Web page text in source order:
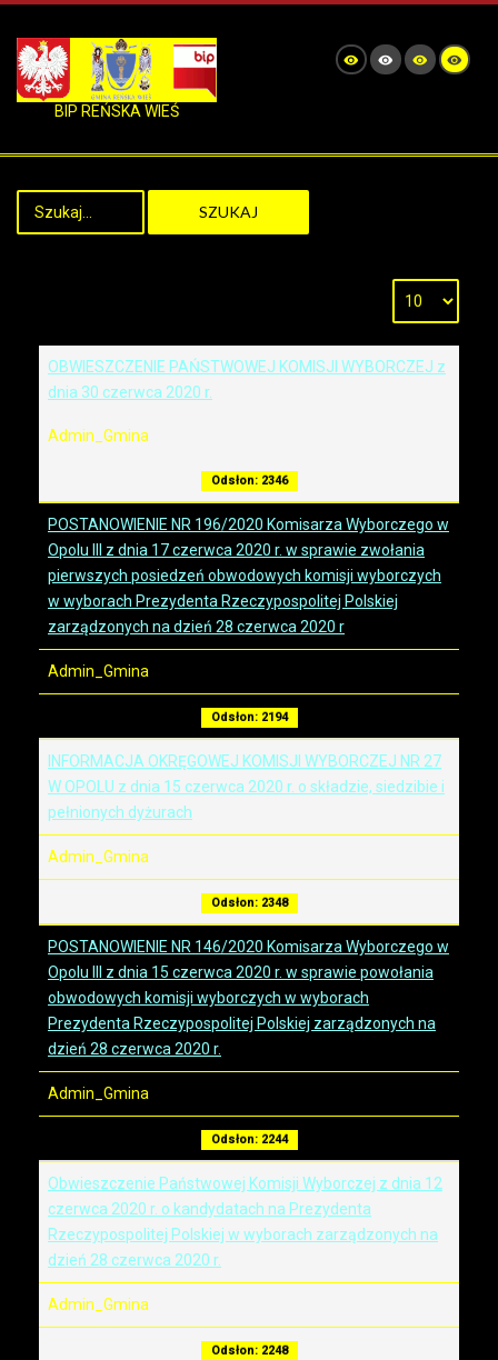
BIP REŃSKA WIEŚ
SZUKAJ
OBWIESZCZENIE PAŃSTWOWEJ KOMISJI WYBORCZEJ z
dnia 30 czerwca 2020 r.
Admin_Gmina
Odsłon: 2346
POSTANOWIENIE NR 196/2020 Komisarza Wyborczego w
Opolu III z dnia 17 czerwca 2020 r. w sprawie zwołania
pierwszych posiedzeń obwodowych komisji wyborczych
w wyborach Prezydenta Rzeczypospolitej Polskiej
zarządzonych na dzień 28 czerwca 2020 r
Admin_Gmina
Odsłon: 2194
INFORMACJA OKRĘGOWEJ KOMISJI WYBORCZEJ NR 27
W OPOLU z dnia 15 czerwca 2020 r. o składzie, siedzibie i
pełnionych dyżurach
Admin_Gmina
Odsłon: 2348
POSTANOWIENIE NR 146/2020 Komisarza Wyborczego w
Opolu III z dnia 15 czerwca 2020 r. w sprawie powołania
obwodowych komisji wyborczych w wyborach
Prezydenta Rzeczypospolitej Polskiej zarządzonych na
dzień 28 czerwca 2020 r.
Admin_Gmina
Odsłon: 2244
Obwieszczenie Państwowej Komisji Wyborczej z dnia 12
czerwca 2020 r. o kandydatach na Prezydenta
Rzeczypospolitej Polskiej w wyborach zarządzonych na
dzień 28 czerwca 2020 r.
Admin_Gmina
Odsłon: 2248